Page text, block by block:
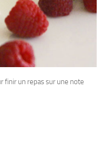
finir un repas sur une note